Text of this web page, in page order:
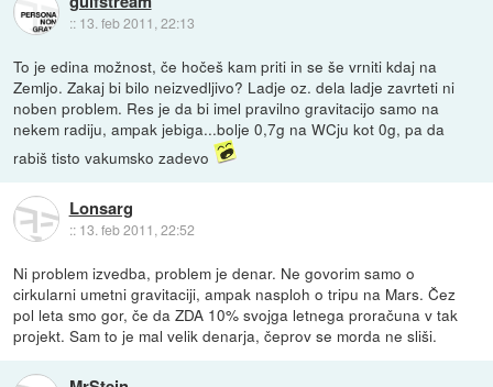
:: 13. feb 2011, 22:13
To je edina možnost, če hočeš kam priti in se še vrniti kdaj na
Zemljo. Zakaj bi bilo neizvedljivo? Ladje oz. dela ladje zavrteti ni
noben problem. Res je da bi imel pravilno gravitacijo samo na
nekem radiju, ampak jebiga...bolje 0,7g na WCju kot 0g, pa da
rabiš tisto vakumsko zadevo
Lonsarg
:: 13. feb 2011, 22:52
Ni problem izvedba, problem je denar. Ne govorim samo o
cirkularni umetni gravitaciji, ampak nasploh o tripu na Mars. Čez
pol leta smo gor, če da ZDA 10% svojga letnega proračuna v tak
projekt. Sam to je mal velik denarja, čeprov se morda ne sliši.